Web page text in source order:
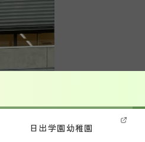
日出学園幼稚園